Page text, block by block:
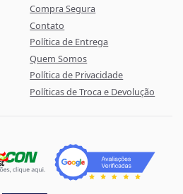
Compra Segura
Contato
Política de Entrega
Quem Somos
Política de Privacidade
Políticas de Troca e Devolução